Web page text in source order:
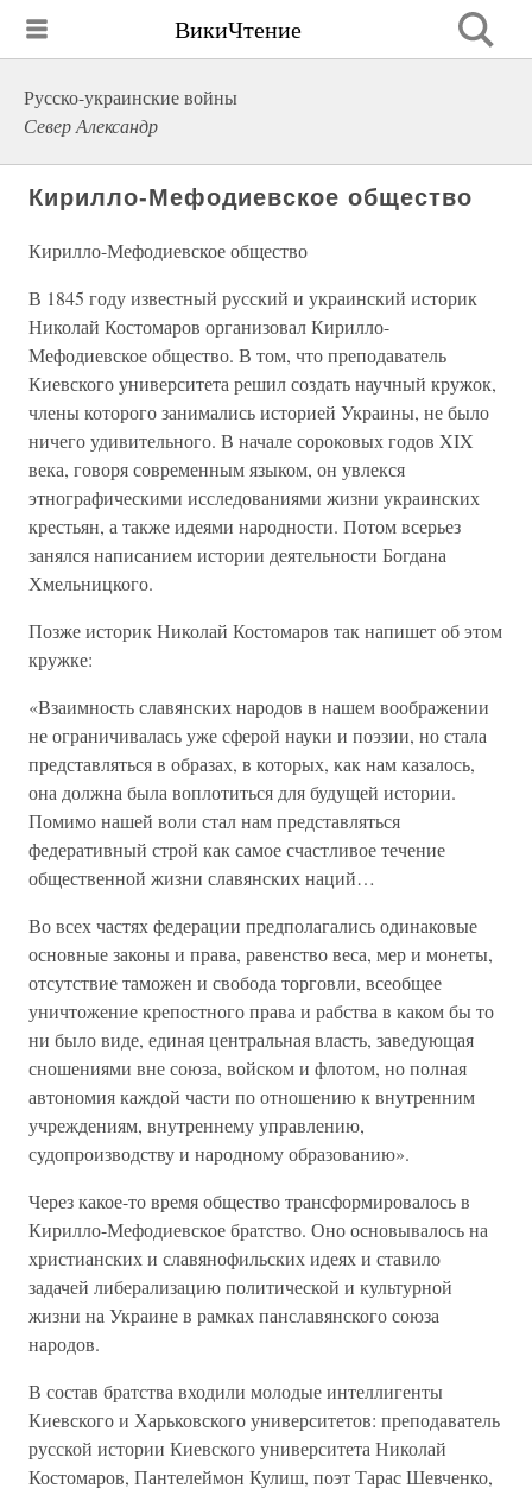
ВикиЧтение
Русско-украинские войны
Север Александр
Кирилло-Мефодиевское общество
Кирилло-Мефодиевское общество
В 1845 году известный русский и украинский историк
Николай Костомаров организовал Кирилло-
Мефодиевское общество. В том, что преподаватель
Киевского университета решил создать научный кружок,
члены которого занимались историей Украины, не было
ничего удивительного. В начале сороковых годов XIX
века, говоря современным языком, он увлекся
этнографическими исследованиями жизни украинских
крестьян, а также идеями народности. Потом всерьез
занялся написанием истории деятельности Богдана
Хмельницкого.
Позже историк Николай Костомаров так напишет об этом
кружке:
«Взаимность славянских народов в нашем воображении
не ограничивалась уже сферой науки и поэзии, но стала
представляться в образах, в которых, как нам казалось,
она должна была воплотиться для будущей истории.
Помимо нашей воли стал нам представляться
федеративный строй как самое счастливое течение
общественной жизни славянских наций…
Во всех частях федерации предполагались одинаковые
основные законы и права, равенство веса, мер и монеты,
отсутствие таможен и свобода торговли, всеобщее
уничтожение крепостного права и рабства в каком бы то
ни было виде, единая центральная власть, заведующая
сношениями вне союза, войском и флотом, но полная
автономия каждой части по отношению к внутренним
учреждениям, внутреннему управлению,
судопроизводству и народному образованию».
Через какое-то время общество трансформировалось в
Кирилло-Мефодиевское братство. Оно основывалось на
христианских и славянофильских идеях и ставило
задачей либерализацию политической и культурной
жизни на Украине в рамках панславянского союза
народов.
В состав братства входили молодые интеллигенты
Киевского и Харьковского университетов: преподаватель
русской истории Киевского университета Николай
Костомаров, Пантелеймон Кулиш, поэт Тарас Шевченко,